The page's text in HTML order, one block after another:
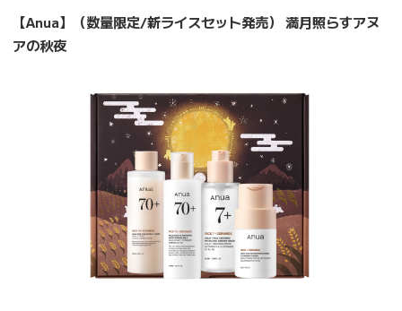
【Anua】（数量限定/新ライスセット発売） 満月照らすアヌ
アの秋夜